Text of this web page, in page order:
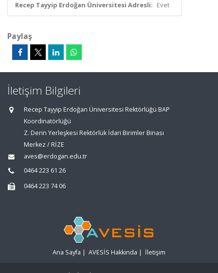
Recep Tayyip Erdoğan Üniversitesi Adresli: Evet
Paylaş
İletişim Bilgileri
Recep Tayyip Erdoğan Üniversitesi Rektörlüğü BAP
Koordinatörlüğü
Z. Derin Yerleşkesi Rektörlük İdari Birimler Binası
Merkez / RİZE
aves@erdogan.edu.tr
0464 223 61 26
0464 223 74 06
Ana Sayfa | AVESİS Hakkında | İletişim